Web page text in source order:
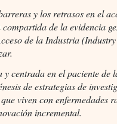
y los retrasos en el
de la evidencia
de la Industria
centrada en el paciente de
de estrategias de
viven con enfermedades
incremental.